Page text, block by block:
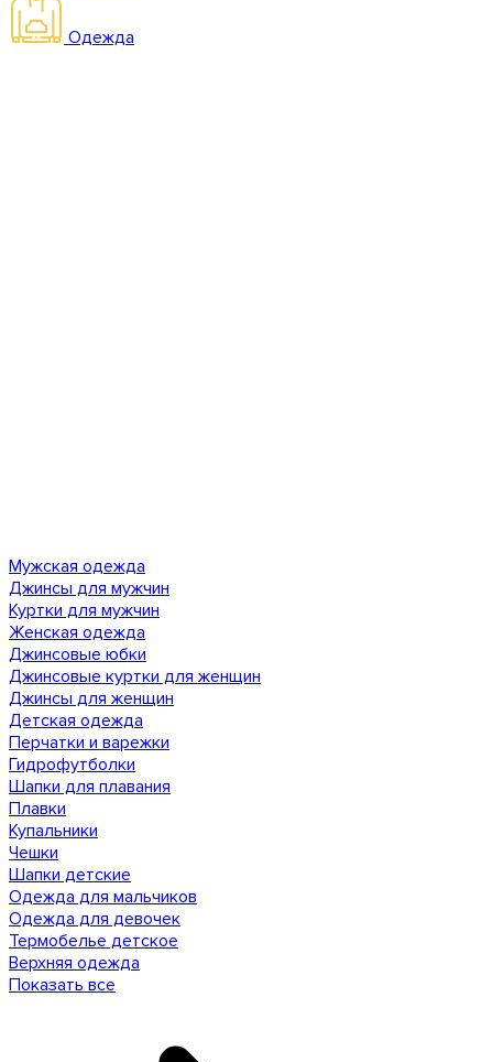
Одежда
Мужская одежда
Джинсы для мужчин
Куртки для мужчин
Женская одежда
Джинсовые юбки
Джинсовые куртки для женщин
Джинсы для женщин
Детская одежда
Перчатки и варежки
Гидрофутболки
Шапки для плавания
Плавки
Купальники
Чешки
Шапки детские
Одежда для мальчиков
Одежда для девочек
Термобелье детское
Верхняя одежда
Показать все